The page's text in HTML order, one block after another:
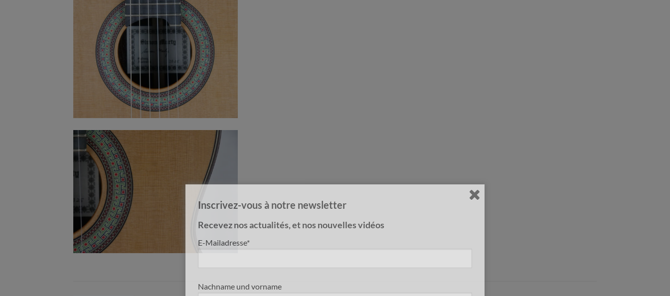
Inscrivez-vous à notre newsletter
Recevez nos actualités, et nos nouvelles vidéos
E-Mailadresse*
Nachname und vorname